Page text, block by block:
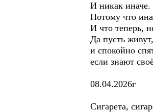
И никак иначе.
Потому что
И что теперь,
Да пусть живут,
и спокойно
если знают
08.04.2026г
Сигарета,